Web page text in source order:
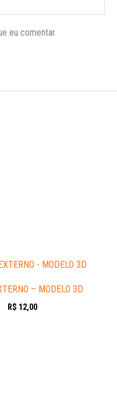
eu comentar.
– MODELO 3D
R$ 12,00